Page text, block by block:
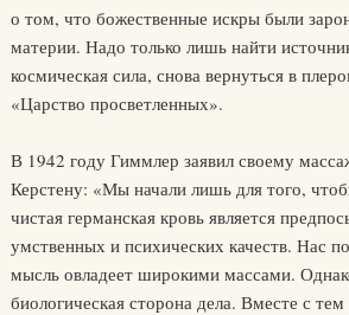
о том, что божественные искры были
материи. Надо только лишь найти
космическая сила, снова вернуться в
«Царство просветленных».
В 1942 году Гиммлер заявил своему
Керстену: «Мы начали лишь для того,
чистая германская кровь является
умственных и психических качеств. Нас
мысль овладеет широкими массами.
биологическая сторона дела. Вместе с тем